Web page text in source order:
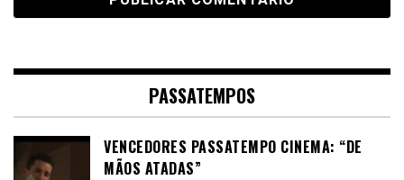
PASSATEMPOS
VENCEDORES PASSATEMPO CINEMA: “DE
MÃOS ATADAS”